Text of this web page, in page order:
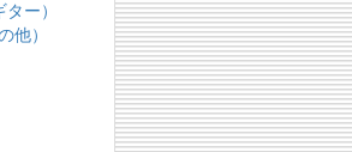
ー）
他）